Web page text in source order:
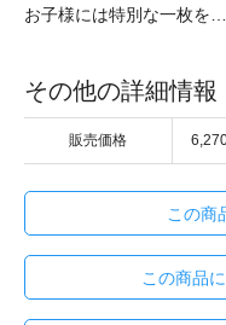
お子様には特別な一枚を…
その他の詳細情報
販売価格
この商
この商品